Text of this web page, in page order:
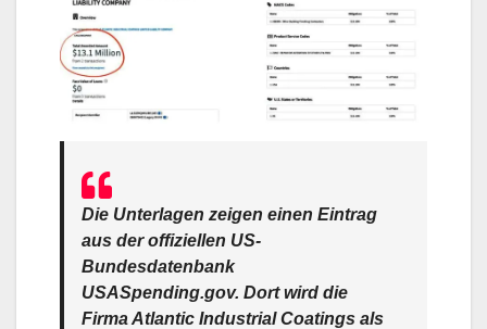
Die Unterlagen zeigen einen Eintrag
aus der offiziellen US-
Bundesdatenbank
USASpending.gov. Dort wird die
Firma Atlantic Industrial Coatings als